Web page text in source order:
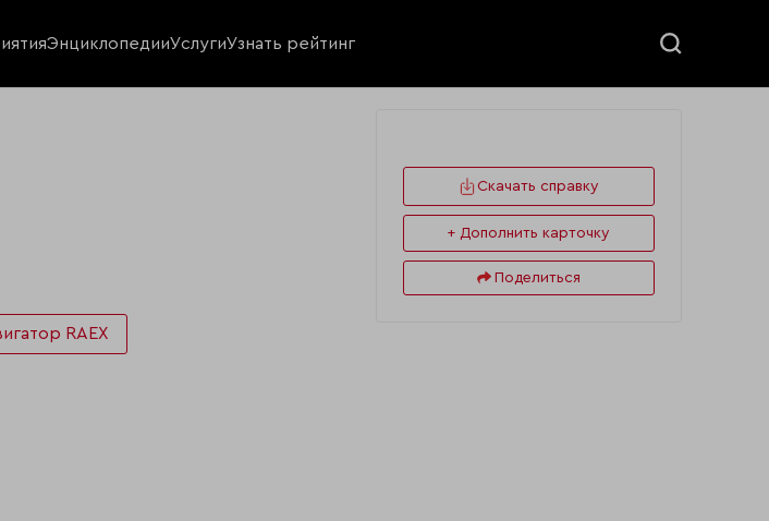
ЭнциклопедииУслугиУзнать рейтинг
RAEX
Скачать справку
+ Дополнить карточку
Поделиться